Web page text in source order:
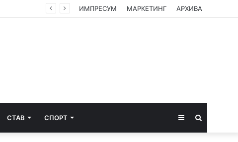
ИМПРЕСУМ МАРКЕТИНГ АРХИВА
СТАВ СПОРТ Sidebar